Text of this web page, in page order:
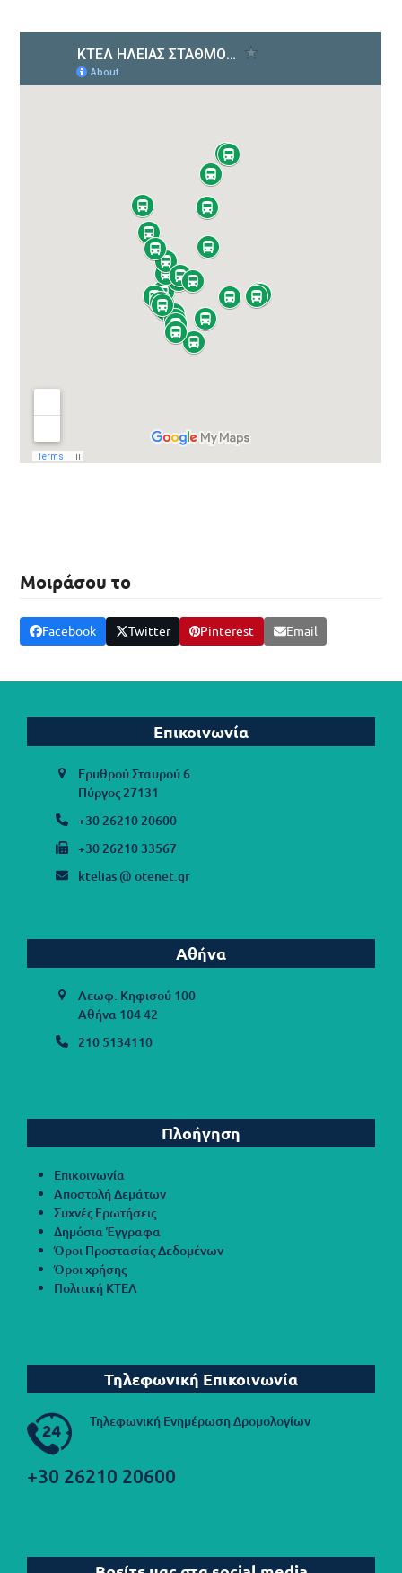
Μοιράσου το
Facebook Twitter Pinterest Email
Επικοινωνία
Ερυθρού Σταυρού 6
Πύργος 27131
+30 26210 20600
+30 26210 33567
ktelias @ otenet.gr
Αθήνα
Λεωφ. Κηφισού 100
Αθήνα 104 42
210 5134110
Πλοήγηση
Επικοινωνία
Αποστολή Δεμάτων
Συχνές Ερωτήσεις
Δημόσια Έγγραφα
Όροι Προστασίας Δεδομένων
Όροι χρήσης
Πολιτική ΚΤΕΛ
Τηλεφωνική Επικοινωνία
Τηλεφωνική Ενημέρωση Δρομολογίων
+30 26210 20600